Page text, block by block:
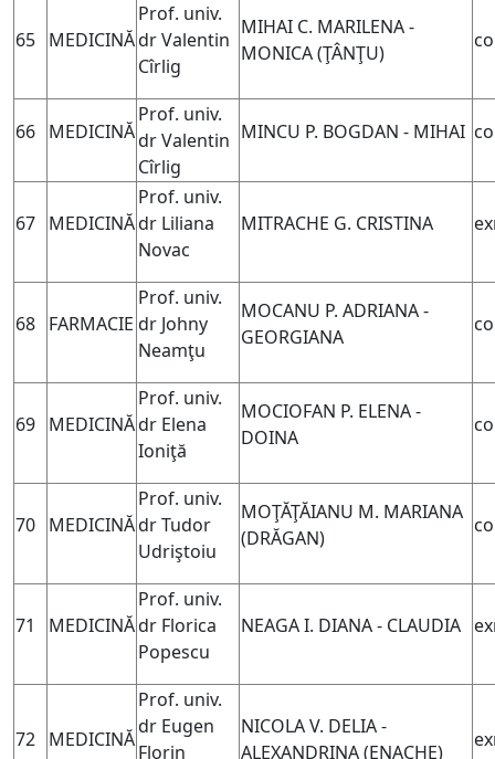
65 MEDICINĂ
Prof. univ.
dr Valentin
Cîrlig
MIHAI C. MARILENA -
MONICA (ŢÂNŢU)
66 MEDICINĂ
Prof. univ.
dr Valentin
Cîrlig
MINCU P. BOGDAN - MIHAI
67 MEDICINĂ
Prof. univ.
dr Liliana
Novac
MITRACHE G. CRISTINA
68 FARMACIE
Prof. univ.
dr Johny
Neamţu
MOCANU P. ADRIANA -
GEORGIANA
69 MEDICINĂ
Prof. univ.
dr Elena
Ioniţă
MOCIOFAN P. ELENA -
DOINA
70 MEDICINĂ
Prof. univ.
dr Tudor
Udriştoiu
MOŢĂŢĂIANU M. MARIANA
(DRĂGAN)
71 MEDICINĂ
Prof. univ.
dr Florica
Popescu
NEAGA I. DIANA - CLAUDIA
72 MEDICINĂ
Prof. univ.
dr Eugen
Florin
NICOLA V. DELIA -
ALEXANDRINA (ENACHE)